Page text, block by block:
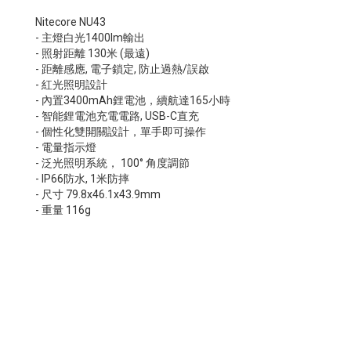
Nitecore NU43
- 主燈白光1400lm輸出
- 照射距離 130米 (最遠)
- 距離感應, 電子鎖定, 防止過熱/誤啟
- 紅光照明設計
- 內置3400mAh鋰電池，續航達165小時
- 智能鋰電池充電電路, USB-C直充
- 個性化雙開關設計，單手即可操作
- 電量指示燈
- 泛光照明系統， 100° 角度調節
- IP66防水, 1米防摔
- 尺寸 79.8x46.1x43.9mm
- 重量 116g